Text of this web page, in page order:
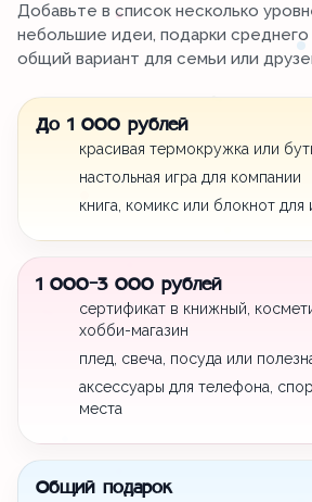
Добавьте в список несколько
небольшие идеи, подарки
общий вариант для семьи или
До 1 000 рублей
красивая термокружка или
настольная игра для компании
книга, комикс или блокнот для
1 000-3 000 рублей
сертификат в книжный,
хобби-магазин
плед, свеча, посуда или
аксессуары для телефона,
места
Общий подарок